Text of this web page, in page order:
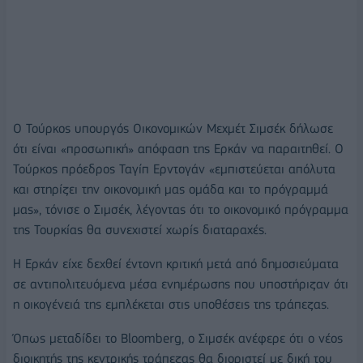
Ο Τούρκος υπουργός Οικονομικών Μεχμέτ Σιμσέκ δήλωσε
ότι είναι «προσωπική» απόφαση της Ερκάν να παραιτηθεί. Ο
Τούρκος πρόεδρος Ταγίπ Ερντογάν «εμπιστεύεται απόλυτα
και στηρίζει την οικονομική μας ομάδα και το πρόγραμμά
μας», τόνισε ο Σιμσέκ, λέγοντας ότι το οικονομικό πρόγραμμα
της Τουρκίας θα συνεχιστεί χωρίς διαταραχές.
Η Ερκάν είχε δεχθεί έντονη κριτική μετά από δημοσιεύματα
σε αντιπολιτευόμενα μέσα ενημέρωσης που υποστήριζαν ότι
η οικογένειά της εμπλέκεται στις υποθέσεις της τράπεζας.
Όπως μεταδίδει το Bloomberg, ο Σιμσέκ ανέφερε ότι ο νέος
διοικητής της κεντρικής τράπεζας θα διοριστεί με δική του